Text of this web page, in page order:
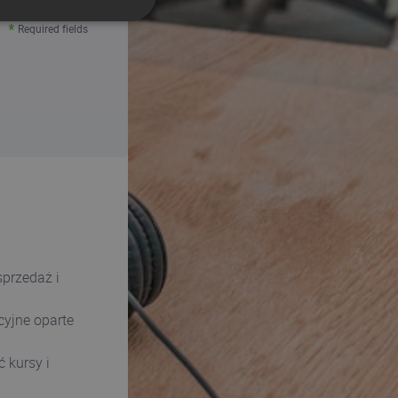
Required fields
i
oparte
kursy i